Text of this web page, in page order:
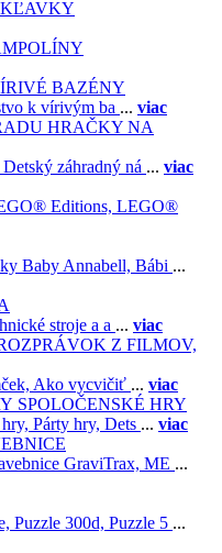
BAZÉNY
k vírivým ba ... viac
HRAČKY NA
Detský záhradný ná ... viac
Editions, LEGO®
Baby Annabell, Bábi ...
stroje a a ... viac
Z FILMOV,
Ako vycvičiť ... viac
SPOLOČENSKÉ HRY
Párty hry, Dets ... viac
GraviTrax, ME ...
Puzzle 300d, Puzzle 5 ...